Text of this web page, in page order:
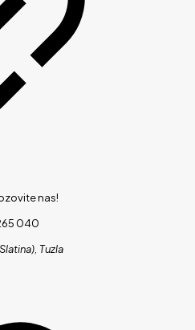
nas!
040
Tuzla